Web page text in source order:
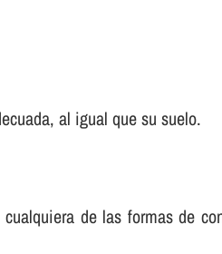
al igual que su suelo.
de las formas de